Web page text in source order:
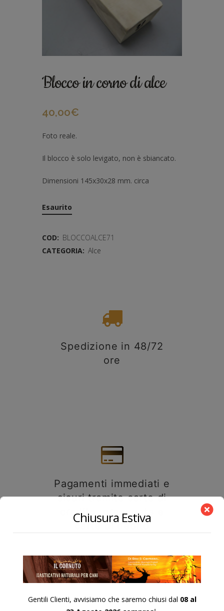
Blocco in corno di alce
40,00€
Foto reale.
Il blocco è solo levigato, non è sbiancato.
Dimensioni 145x30x28 mm. circa
Esaurito
COD: BLOCCOALCE71
CATEGORIA: Alce
Spedizione in 48/72
ore
Pagamenti immediati e
sicuri tramite carte di
credito, prepagate e
carte di debito
Chiusura Estiva
Gentili Clienti, avvisiamo che saremo chiusi dal 08 al